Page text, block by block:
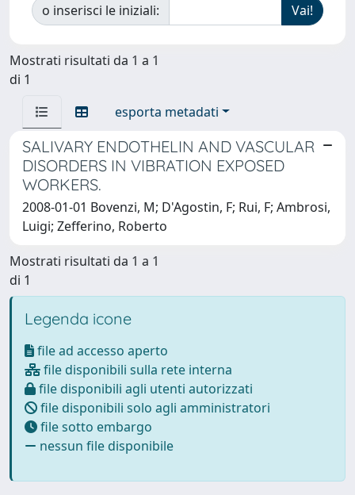
o inserisci le iniziali:
Mostrati risultati da 1 a 1
di 1
esporta metadati
SALIVARY ENDOTHELIN AND VASCULAR
DISORDERS IN VIBRATION EXPOSED
WORKERS.
2008-01-01 Bovenzi, M; D'Agostin, F; Rui, F; Ambrosi,
Luigi; Zefferino, Roberto
Mostrati risultati da 1 a 1
di 1
Legenda icone
file ad accesso aperto
file disponibili sulla rete interna
file disponibili agli utenti autorizzati
file disponibili solo agli amministratori
file sotto embargo
nessun file disponibile